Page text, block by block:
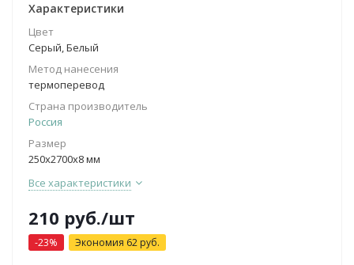
Характеристики
Цвет
Серый, Белый
Метод нанесения
термоперевод
Страна производитель
Россия
Размер
250х2700х8 мм
Все характеристики
210 руб./шт
-23% Экономия 62 руб.